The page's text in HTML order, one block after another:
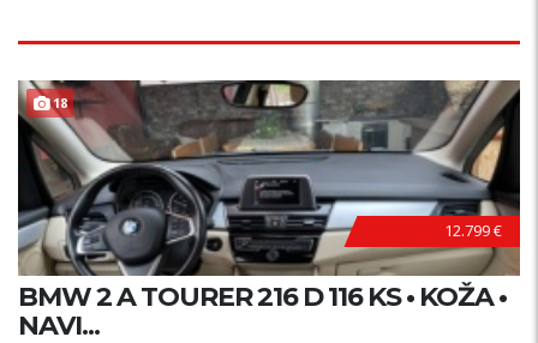
18
12.799 €
BMW 2 A TOURER 216 D 116 KS • KOŽA •
NAVI...